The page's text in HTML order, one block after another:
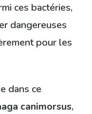
ces bactéries,
dangereuses
pour les
dans ce
canimorsus,